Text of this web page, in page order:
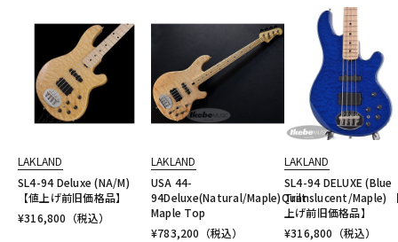
LAKLAND
SL4-94 Deluxe (NA/M)
【値上げ前旧価格品】
¥316,800 （税込）
LAKLAND
USA 44-
94Deluxe(Natural/Maple)Quilt
Maple Top
¥783,200 （税込）
LAKLAND
SL4-94 DELUXE (Blue
Translucent/Maple)
上げ前旧価格品】
¥316,800 （税込）